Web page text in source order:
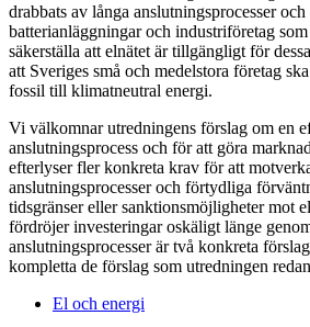
drabbats av långa anslutningsprocesser
batterianläggningar och industriföretag
säkerställa att elnätet är tillgängligt för
att Sveriges små och medelstora företag
fossil till klimatneutral energi.
Vi välkomnar utredningens förslag om en
anslutningsprocess och för att göra
efterlyser fler konkreta krav för att
anslutningsprocesser och förtydliga
tidsgränser eller sanktionsmöjligheter mot
fördröjer investeringar oskäligt länge
anslutningsprocesser är två konkreta
kompletta de förslag som utredningen
El och energi